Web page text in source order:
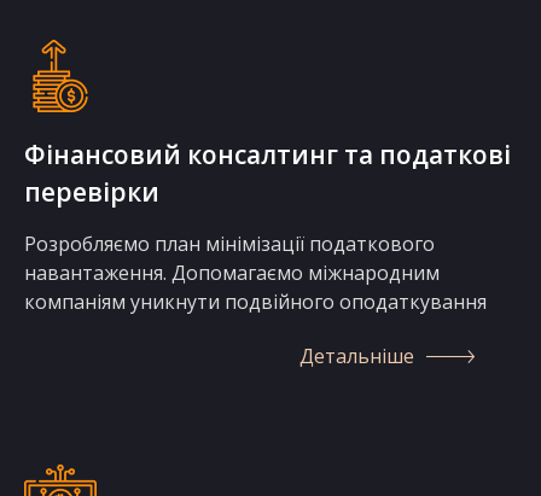
Фінансовий консалтинг та податкові
перевірки
Розробляємо план мінімізації податкового
навантаження. Допомагаємо міжнародним
компаніям уникнути подвійного оподаткування
Детальніше